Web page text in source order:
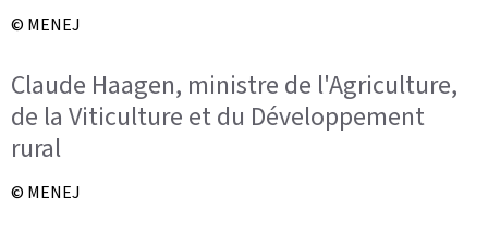
© MENEJ
Claude Haagen, ministre de l'Agriculture,
de la Viticulture et du Développement
rural
© MENEJ